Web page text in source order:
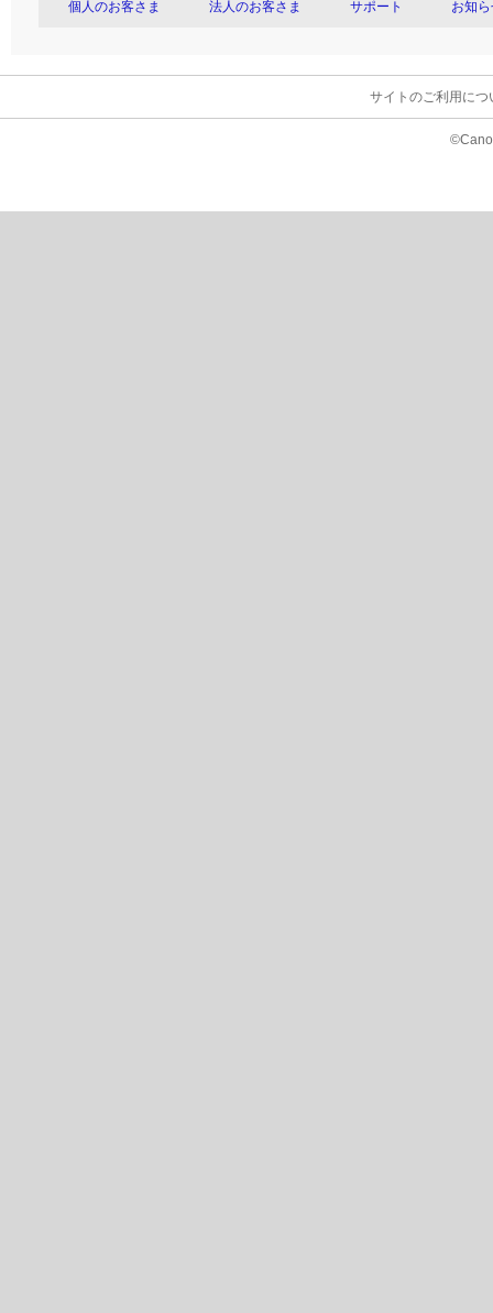
個人のお客さま 法人のお客さま サポート お知
サイトのご利用につ